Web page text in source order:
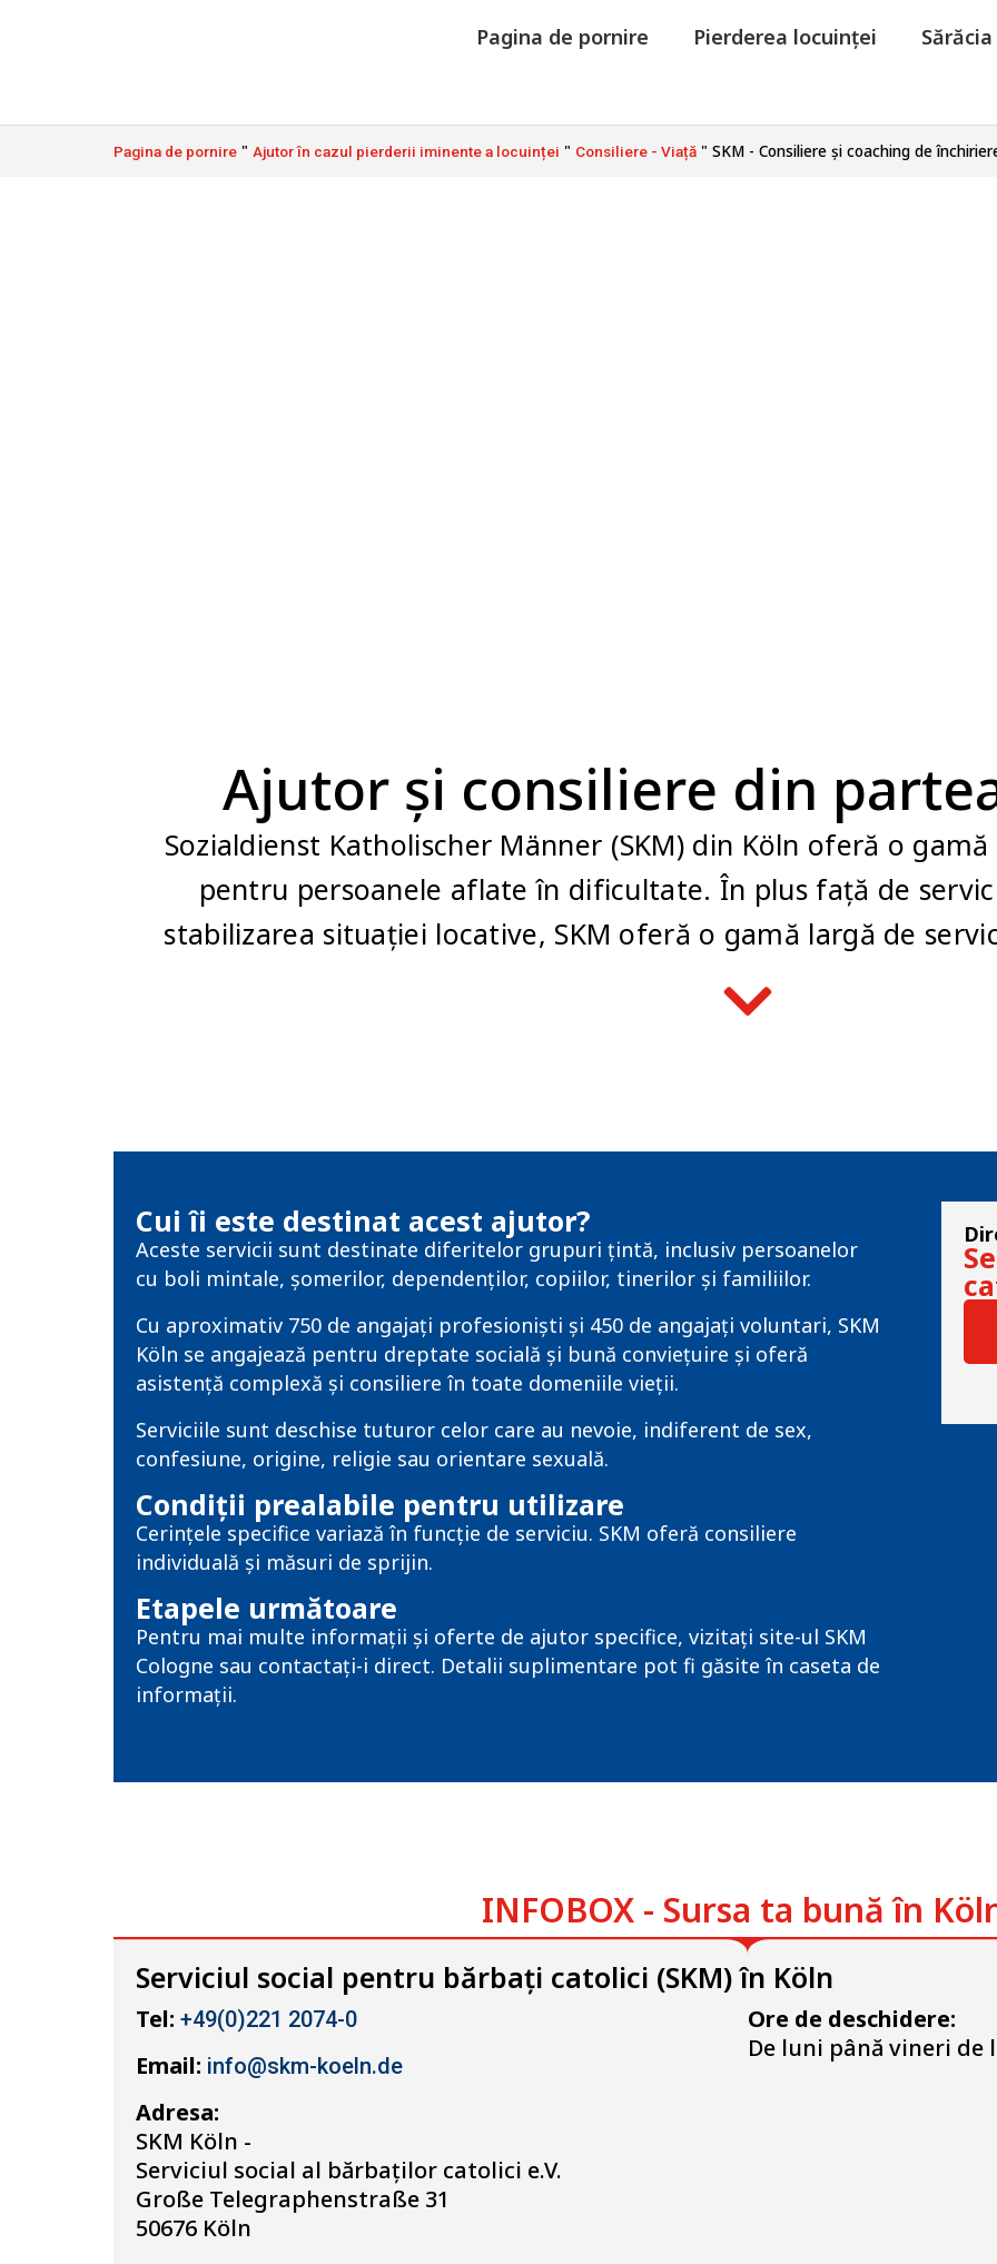
Pagina de pornire Pierderea locuinței
Pagina de pornire " Ajutor în cazul pierderii iminente a locuinței " Consiliere - Viață " SKM - Consiliere și coaching de
Ajutor și consiliere din
Sozialdienst Katholischer Männer (SKM) din Köln oferă o
pentru persoanele aflate în dificultate. În plus față de
stabilizarea situației locative, SKM oferă o gamă largă de
Cui îi este destinat acest ajutor?
Aceste servicii sunt destinate diferitelor grupuri țintă, inclusiv persoanelor
cu boli mintale, șomerilor, dependenților, copiilor, tinerilor și familiilor.
Cu aproximativ 750 de angajați profesioniști și 450 de angajați voluntari, SKM
Köln se angajează pentru dreptate socială și bună conviețuire și oferă
asistență complexă și consiliere în toate domeniile vieții.
Serviciile sunt deschise tuturor celor care au nevoie, indiferent de sex,
confesiune, origine, religie sau orientare sexuală.
Condiții prealabile pentru utilizare
Cerințele specifice variază în funcție de serviciu. SKM oferă consiliere
individuală și măsuri de sprijin.
Etapele următoare
Pentru mai multe informații și oferte de ajutor specifice, vizitați site-ul SKM
Cologne sau contactați-i direct. Detalii suplimentare pot fi găsite în caseta de
informații.
INFOBOX - Sursa ta bună în
Serviciul social pentru bărbați catolici (SKM) în Köln
Tel: +49(0)221 2074-0
Email: info@skm-koeln.de
Adresa:
SKM Köln -
Serviciul social al bărbaților catolici e.V.
Große Telegraphenstraße 31
50676 Köln
Ore de deschidere:
De luni până vineri de